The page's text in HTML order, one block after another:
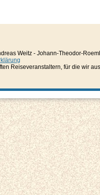
Weitz - Johann-Theodor-
Reiseveranstaltern, für die wir